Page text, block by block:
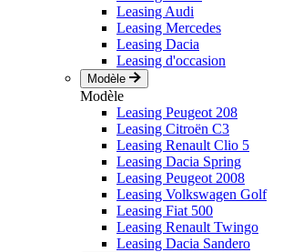
Leasing Audi
Leasing Mercedes
Leasing Dacia
Leasing d'occasion
Modèle
Modèle
Leasing Peugeot 208
Leasing Citroën C3
Leasing Renault Clio 5
Leasing Dacia Spring
Leasing Peugeot 2008
Leasing Volkswagen Golf
Leasing Fiat 500
Leasing Renault Twingo
Leasing Dacia Sandero